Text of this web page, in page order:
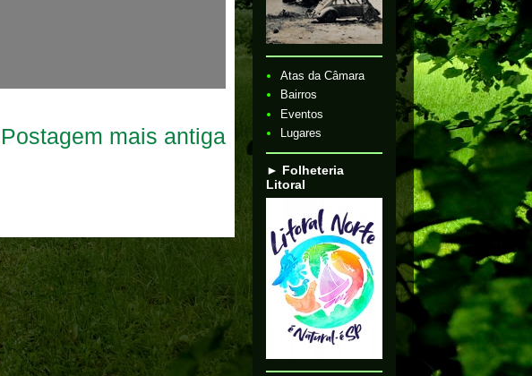
Postagem mais antiga
Atas da Câmara
Bairros
Eventos
Lugares
► Folheteria
Litoral